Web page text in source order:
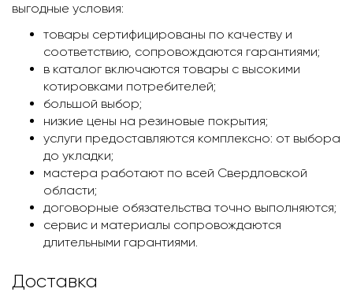
выгодные условия:
товары сертифицированы по качеству и
соответствию, сопровождаются гарантиями;
в каталог включаются товары с высокими
котировками потребителей;
большой выбор;
низкие цены на резиновые покрытия;
услуги предоставляются комплексно: от выбора
до укладки;
мастера работают по всей Свердловской
области;
договорные обязательства точно выполняются;
сервис и материалы сопровождаются
длительными гарантиями.
Доставка